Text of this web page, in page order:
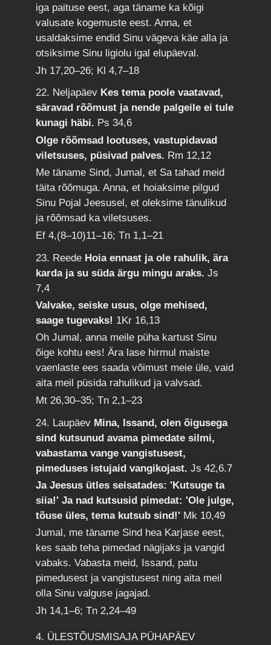
iga paituse eest, aga täname ka kõigi
valusate kogemuste eest. Anna, et
usaldaksime endid Sinu vägeva käe alla ja
otsiksime Sinu ligiolu igal elupäeval.
Jh 17,20–26; Kl 4,7–18
22. Neljapäev Kes tema poole vaatavad,
säravad rõõmust ja nende palgeile ei tule
kunagi häbi. Ps 34,6
Olge rõõmsad lootuses, vastupidavad
viletsuses, püsivad palves. Rm 12,12
Me täname Sind, Jumal, et Sa tahad meid
täita rõõmuga. Anna, et hoiaksime pilgud
Sinu Pojal Jeesusel, et oleksime tänulikud
ja rõõmsad ka viletsuses.
Ef 4,(8–10)11–16; Tn 1,1–21
23. Reede Hoia ennast ja ole rahulik, ära
karda ja su süda ärgu mingu araks.Js
7,4
Valvake, seiske usus, olge mehised,
saage tugevaks! 1Kr 16,13
Oh Jumal, anna meile püha kartust Sinu
õige kohtu ees! Ära lase hirmul maiste
vaenlaste ees saada võimust meie üle, vaid
aita meil püsida rahulikud ja valvsad.
Mt 26,30–35; Tn 2,1–23
24. Laupäev Mina, Issand, olen õigusega
sind kutsunud avama pimedate silmi,
vabastama vange vangistusest,
pimeduses istujaid vangikojast.Js 42,6.7
Ja Jeesus ütles seisatades: 'Kutsuge ta
siia!' Ja nad kutsusid pimedat: 'Ole julge,
tõuse üles, tema kutsub sind!' Mk 10,49
Jumal, me täname Sind hea Karjase eest,
kes saab teha pimedad nägijaks ja vangid
vabaks. Vabasta meid, Issand, patu
pimedusest ja vangistusest ning aita meil
olla Sinu valguse jagajad.
Jh 14,1–6; Tn 2,24–49
4. ÜLESTÕUSMISAJA PÜHAPÄEV